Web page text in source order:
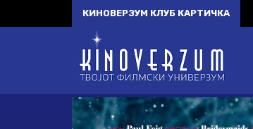
КИНОВЕРЗУМ КЛУБ КАРТИЧКА